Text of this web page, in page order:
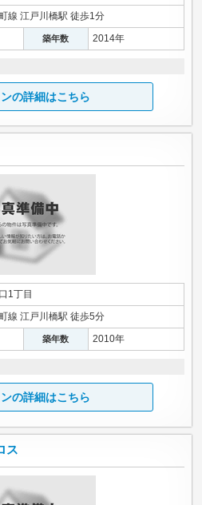
線 江戸川橋駅 徒歩1分
築年数 2014年
の詳細はこちら
1丁目
線 江戸川橋駅 徒歩5分
築年数 2010年
の詳細はこちら
ス